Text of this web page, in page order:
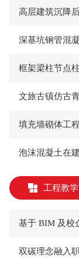
高层建筑沉降
深基坑钢管混
框架梁柱节点
文旅古镇仿古
填充墙砌体工
泡沫混凝土在
工程教学